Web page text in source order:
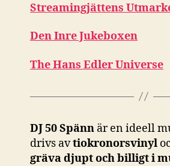
Streamingjättens
Den Inre Jukeboxen
The Hans Edler Universe
DJ 50 Spänn är en ideell
drivs avtiokronorsvinyl
gräva djupt och billigt i